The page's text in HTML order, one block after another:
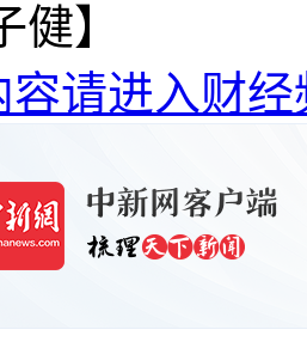
健】
容请进入财经